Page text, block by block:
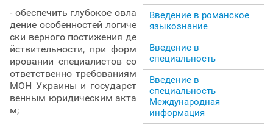
- обеспечить глубокое овла
дение особенностей логиче
ски верного постижения де
йствительности, при форм
ировании специалистов со
ответственно требованиям
МОН Украины и государст
венным юридическим акта
м;
Введение в романское
языкознание
Введение в
специальность
Введение в
специальность
Международная
информация